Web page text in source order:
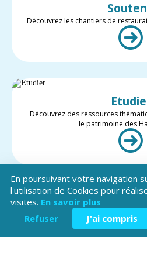
Découvrez les chantiers de
Découvrez des ressources
le patrimoine des
Restez informé des projets et des
Hautes-
En poursuivant votre navigation
l'utilisation de Cookies pour
visites. En savoir plus
Refuser
J'ai compris